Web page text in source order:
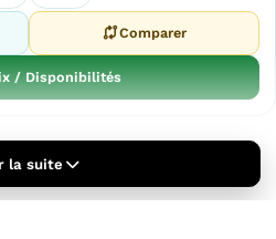
Comparer
/ Disponibilités
la suite